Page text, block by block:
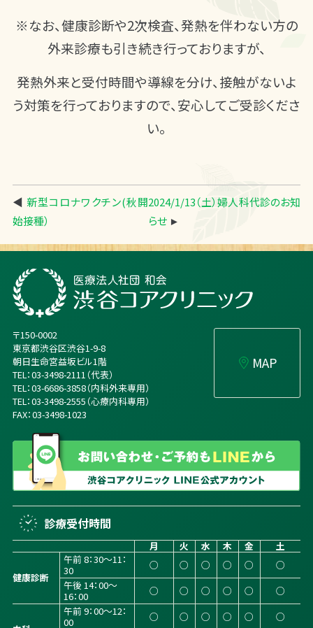
※なお、健康診断や2次検査、発熱を伴わない方の
外来診療も引き続き行っておりますが、
発熱外来と受付時間や導線を分け、接触がないよ
う対策を行っておりますので、安心してご受診くださ
い。
◀ 新型コロナワクチン(秋開
始接種）
2024/1/13（土）婦人科代診のお知
らせ►
〒150-0002
東京都渋谷区渋谷1-9-8
朝日生命宮益坂ビル1階
TEL：03-3498-2111（代表）
TEL：03-6686-3858（内科外来専用）
TEL：03-3498-2555（心療内科専用）
FAX：03-3498-1023
MAP
診療受付時間
月 火 水 木 金 土
健康診断
午前 8：30～11：
30
○ ○ ○ ○ ○
○
午後 14：00～
16：00
○ ○ ○ ○ ○ ○
午前 9：00～12：
00
○ ○ ○ ○ ○ ○